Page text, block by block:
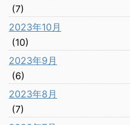
(7)
2023年10月
(10)
2023年9月
(6)
2023年8月
(7)